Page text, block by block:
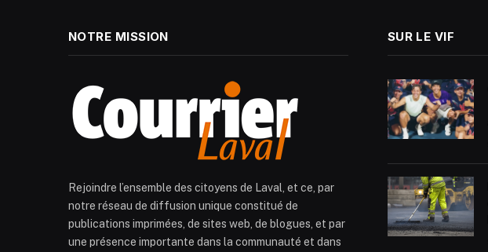
NOTRE MISSION
Rejoindre l’ensemble des citoyens de Laval, et ce, par
notre réseau de diffusion unique constitué de
publications imprimées, de sites web, de blogues, et par
une présence importante dans la communauté et dans
SUR LE VIF